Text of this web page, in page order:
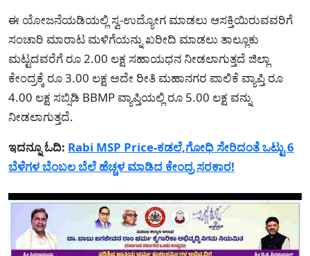
ಈ ಯೋಜನೆಯಡಿಯಲ್ಲಿ ಸ್ವ-ಉದ್ಯೋಗ ಮಾಡಲು ಆಸಕ್ತಿಯಿರುವವರಿಗೆ
ಸಂಚಾರಿ ಮಾರಾಟ ಮಳಿಗೆಯನ್ನು ಖರೀದಿ ಮಾಡಲು ತಾಲ್ಲೂಕು
ಮಟ್ಟದವರೆಗೆ ರೂ 2.00 ಲಕ್ಷ ಸಹಾಯಧನ ನೀಡಲಾಗುತ್ತದೆ ಜಿಲ್ಲಾ
ಕೇಂದ್ರಕ್ಕೆ ರೂ 3.00 ಲಕ್ಷ ಅದೇ ರೀತಿ ಮಹಾನಗರ ಪಾಲಿಕೆ ವ್ಯಾಪ್ತಿ ರೂ
4.00 ಲಕ್ಷ ಸಬ್ಸಿಡಿ BBMP ವ್ಯಾಪ್ತಿಯಲ್ಲಿ ರೂ 5.00 ಲಕ್ಷ ವನ್ನು
ನೀಡಲಾಗುತ್ತದೆ.
ಇದನ್ನೂ ಓದಿ: Rabi MSP Price-ಕಡಲೆ,ಗೋಧಿ ಸೇರಿದಂತೆ ಒಟ್ಟು 6
ಬೆಳೆಗಳ ಬೆಂಬಲ ಬೆಲೆ ಹೆಚ್ಚಳ ಮಾಡಿದ ಕೇಂದ್ರ ಸರಕಾರ!